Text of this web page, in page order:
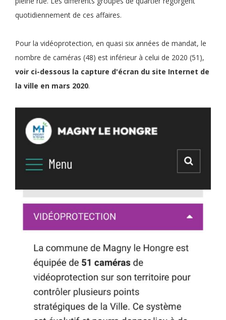
quotidiennement de ces affaires.
Pour la vidéoprotection, en quasi six années de mandat, le
nombre de caméras (48) est inférieur à celui de 2020 (51),
voir ci-dessous la capture d'écran du site Internet de
la ville en mars 2020.